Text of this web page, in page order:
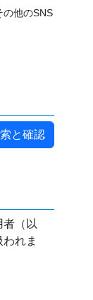
の他のSNS
者（以
れま